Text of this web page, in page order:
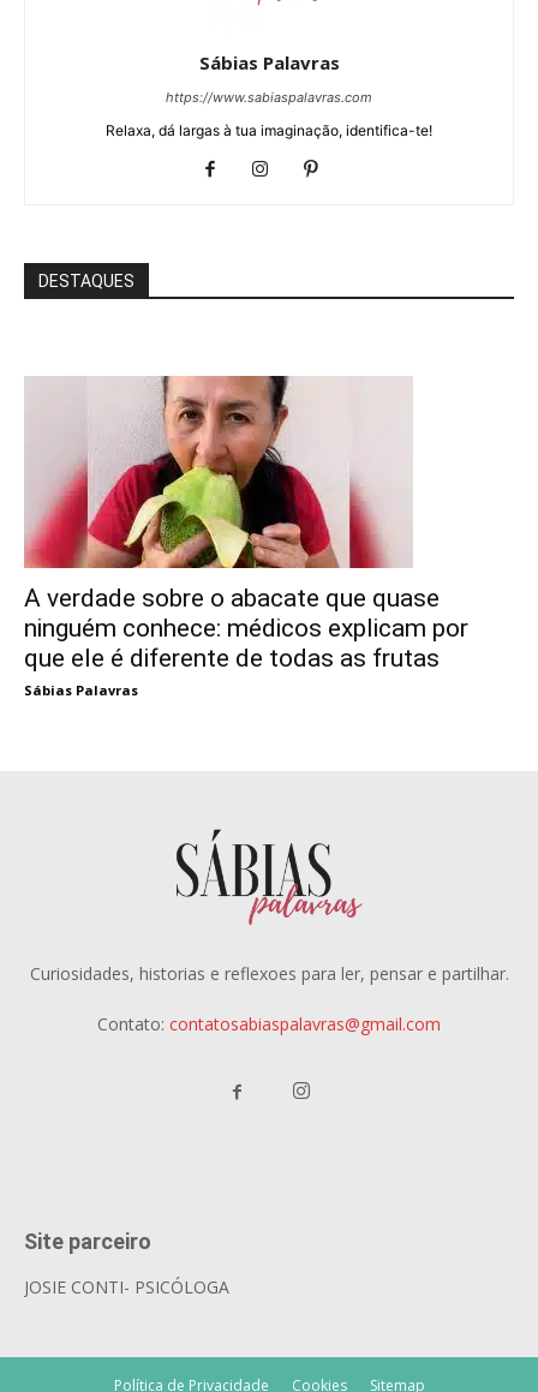
Sábias Palavras
https://www.sabiaspalavras.com
Relaxa, dá largas à tua imaginação, identifica-te!
DESTAQUES
A verdade sobre o abacate que quase
ninguém conhece: médicos explicam por
que ele é diferente de todas as frutas
Sábias Palavras
Curiosidades, historias e reflexoes para ler, pensar e partilhar.
Contato: contatosabiaspalavras@gmail.com
Site parceiro
JOSIE CONTI- PSICÓLOGA
Política de Privacidade Cookies Sitemap